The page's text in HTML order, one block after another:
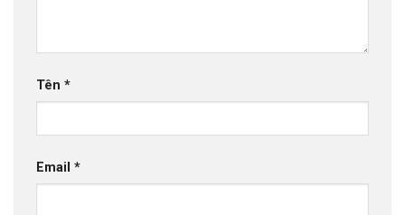
Tên *
Email *